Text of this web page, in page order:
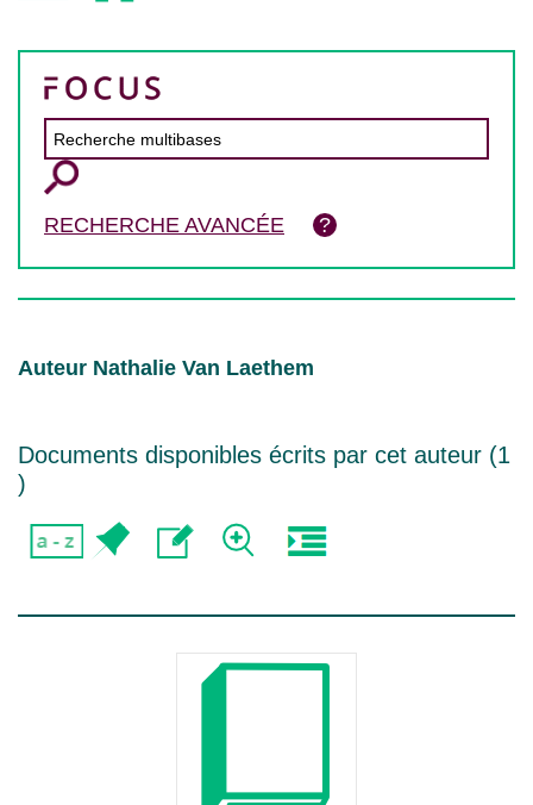
RECHERCHE AVANCÉE
Auteur Nathalie Van Laethem
Documents disponibles écrits par cet auteur (1
)